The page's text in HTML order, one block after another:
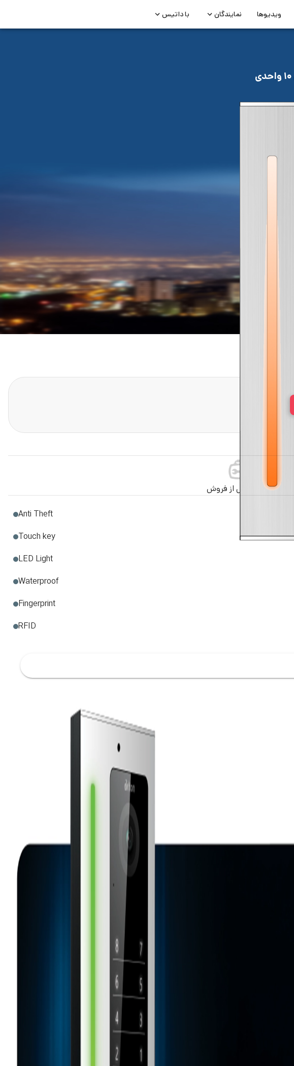
ویدیوها نمایندگان با داتیس
خدمات پس از فروش
Anti Theft
Touch key
LED Light
Waterproof
Fingerprint
RFID